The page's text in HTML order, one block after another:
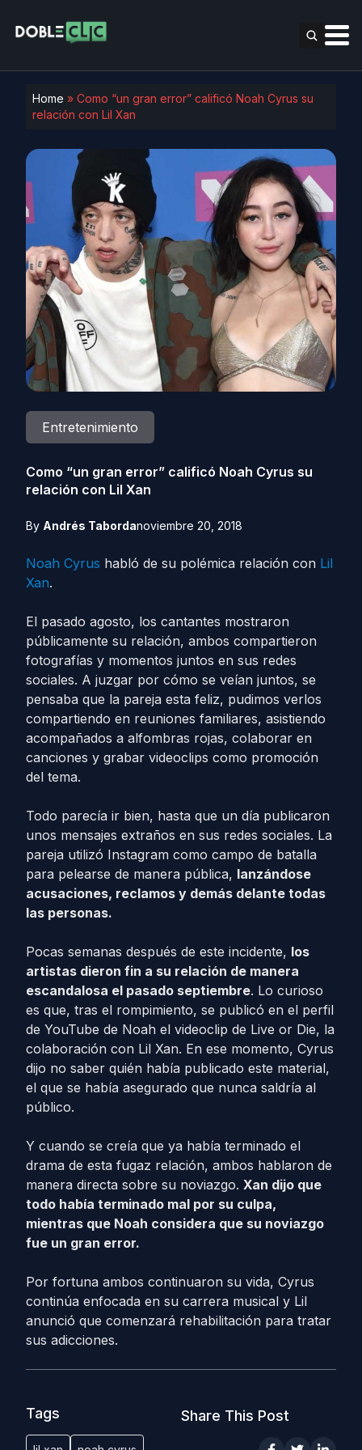
Home » Como “un gran error” calificó Noah Cyrus su
relación con Lil Xan
Entretenimiento
Como “un gran error” calificó Noah Cyrus su
relación con Lil Xan
By Andrés Tabordanoviembre 20, 2018
Noah Cyrus habló de su polémica relación con Lil
Xan.
El pasado agosto, los cantantes mostraron
públicamente su relación, ambos compartieron
fotografías y momentos juntos en sus redes
sociales. A juzgar por cómo se veían juntos, se
pensaba que la pareja esta feliz, pudimos verlos
compartiendo en reuniones familiares, asistiendo
acompañados a alfombras rojas, colaborar en
canciones y grabar videoclips como promoción
del tema.
Todo parecía ir bien, hasta que un día publicaron
unos mensajes extraños en sus redes sociales. La
pareja utilizó Instagram como campo de batalla
para pelearse de manera pública, lanzándose
acusaciones, reclamos y demás delante todas
las personas.
Pocas semanas después de este incidente, los
artistas dieron fin a su relación de manera
escandalosa el pasado septiembre. Lo curioso
es que, tras el rompimiento, se publicó en el perfil
de YouTube de Noah el videoclip de Live or Die, la
colaboración con Lil Xan. En ese momento, Cyrus
dijo no saber quién había publicado este material,
el que se había asegurado que nunca saldría al
público.
Y cuando se creía que ya había terminado el
drama de esta fugaz relación, ambos hablaron de
manera directa sobre su noviazgo. Xan dijo que
todo había terminado mal por su culpa,
mientras que Noah considera que su noviazgo
fue un gran error.
Por fortuna ambos continuaron su vida, Cyrus
continúa enfocada en su carrera musical y Lil
anunció que comenzará rehabilitación para tratar
sus adicciones.
Tags Share This Post